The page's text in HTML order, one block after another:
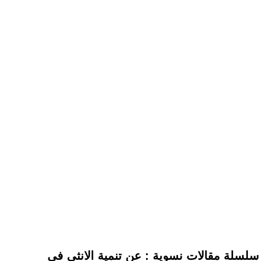
سلسلة مقالات نسوية : عن تنمية الانثي في